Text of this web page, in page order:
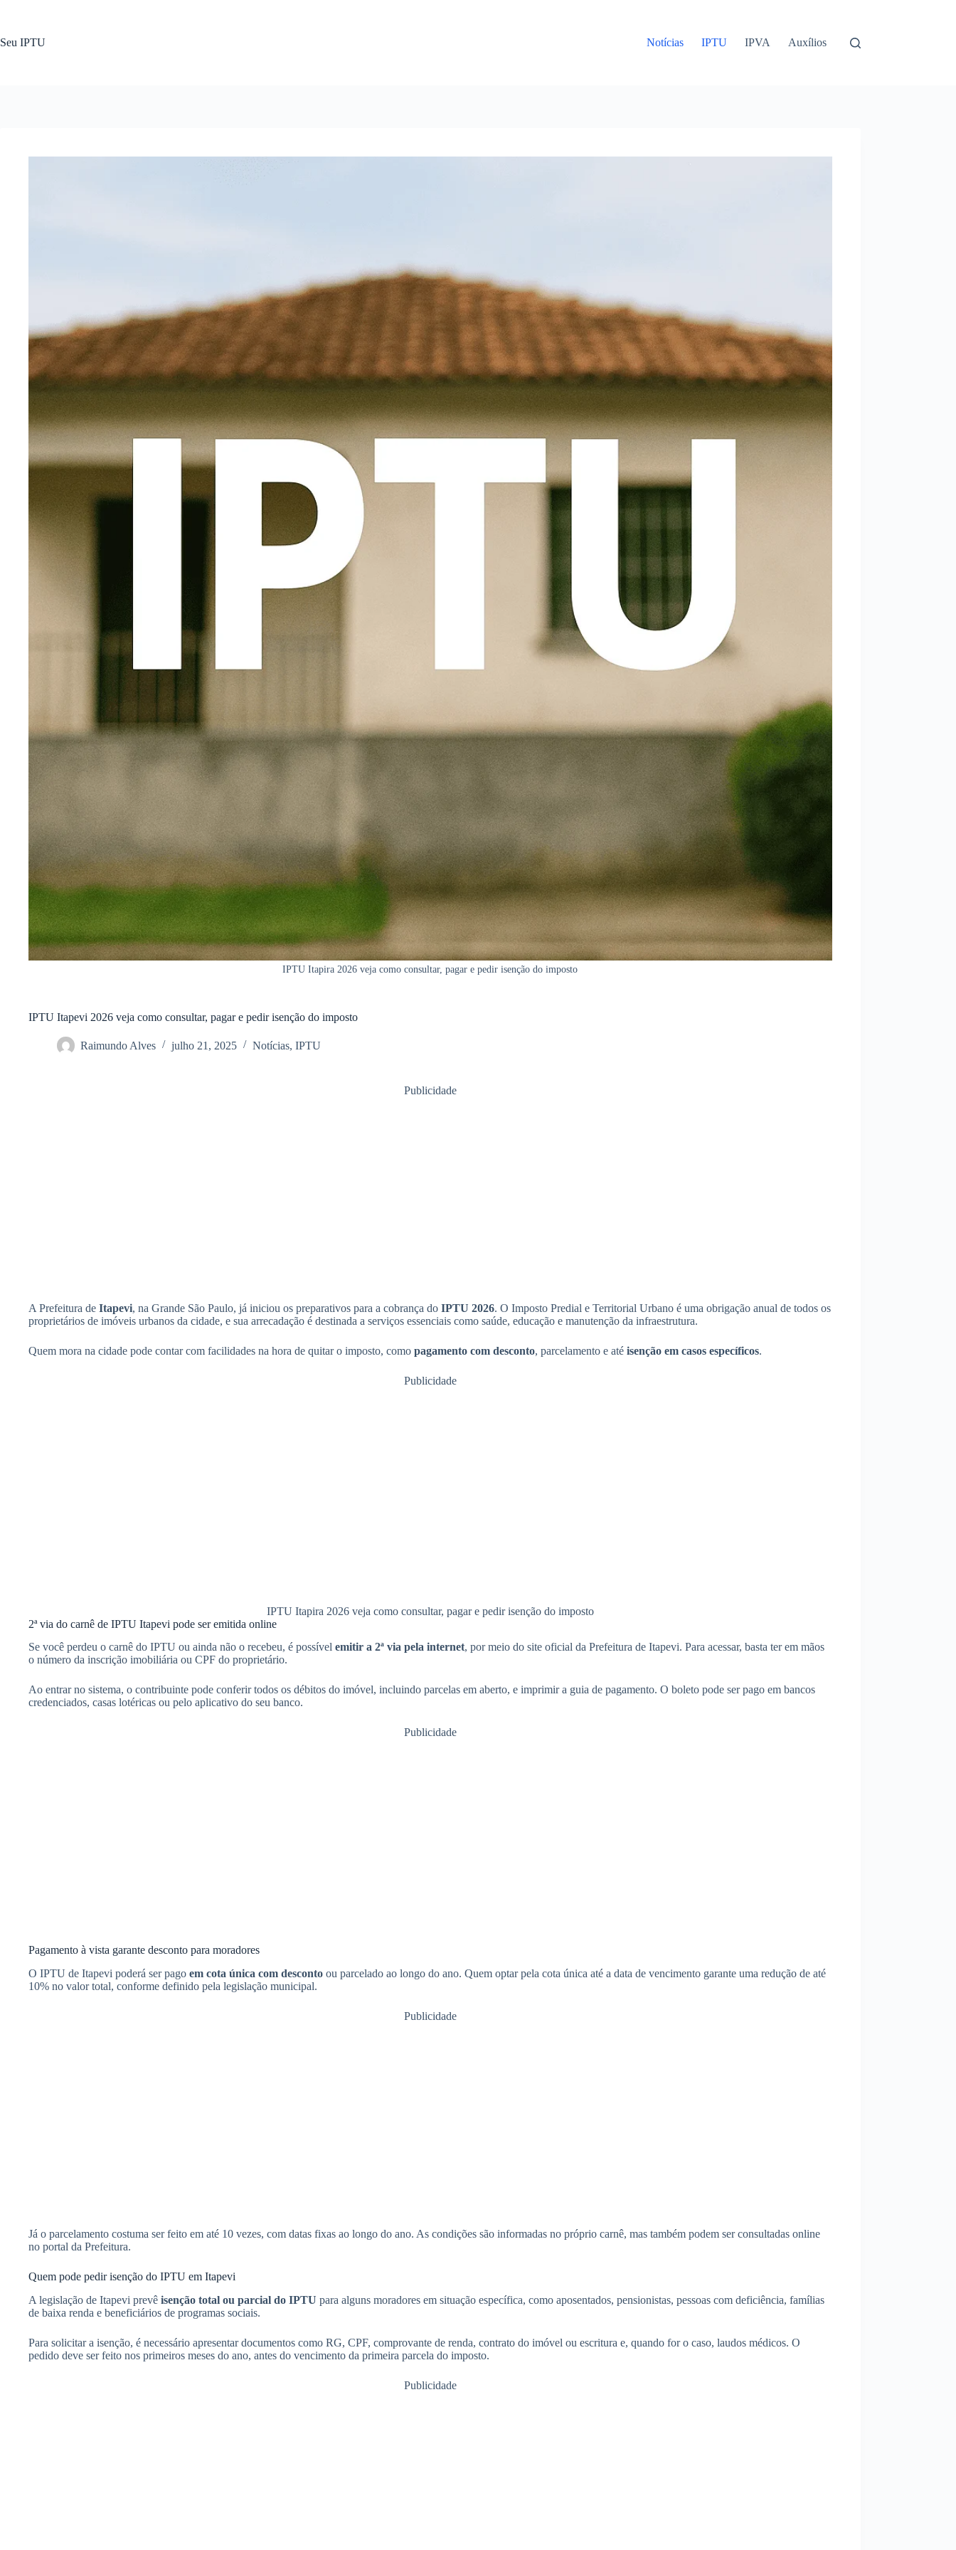
conteúdo
Seu IPTU Notícias IPTU IPVA Auxílios
IPTU Itapira 2026 veja como consultar, pagar e pedir isenção do imposto
IPTU Itapevi 2026 veja como consultar, pagar e pedir isenção do imposto
Raimundo Alves julho 21, 2025 Notícias, IPTU
Publicidade
A Prefeitura de Itapevi, na Grande São Paulo, já iniciou os preparativos para a cobrança do IPTU 2026. O Imposto Predial e Territorial Urbano é uma obrigação anual de todos os
proprietários de imóveis urbanos da cidade, e sua arrecadação é destinada a serviços essenciais como saúde, educação e manutenção da infraestrutura.
Quem mora na cidade pode contar com facilidades na hora de quitar o imposto, como pagamento com desconto, parcelamento e até isenção em casos específicos.
Publicidade
IPTU Itapira 2026 veja como consultar, pagar e pedir isenção do imposto
2ª via do carnê de IPTU Itapevi pode ser emitida online
Se você perdeu o carnê do IPTU ou ainda não o recebeu, é possível emitir a 2ª via pela internet, por meio do site oficial da Prefeitura de Itapevi. Para acessar, basta ter em mãos
o número da inscrição imobiliária ou CPF do proprietário.
Ao entrar no sistema, o contribuinte pode conferir todos os débitos do imóvel, incluindo parcelas em aberto, e imprimir a guia de pagamento. O boleto pode ser pago em bancos
credenciados, casas lotéricas ou pelo aplicativo do seu banco.
Publicidade
Pagamento à vista garante desconto para moradores
O IPTU de Itapevi poderá ser pago em cota única com desconto ou parcelado ao longo do ano. Quem optar pela cota única até a data de vencimento garante uma redução de até
10% no valor total, conforme definido pela legislação municipal.
Publicidade
Já o parcelamento costuma ser feito em até 10 vezes, com datas fixas ao longo do ano. As condições são informadas no próprio carnê, mas também podem ser consultadas online
no portal da Prefeitura.
Quem pode pedir isenção do IPTU em Itapevi
A legislação de Itapevi prevê isenção total ou parcial do IPTU para alguns moradores em situação específica, como aposentados, pensionistas, pessoas com deficiência, famílias
de baixa renda e beneficiários de programas sociais.
Para solicitar a isenção, é necessário apresentar documentos como RG, CPF, comprovante de renda, contrato do imóvel ou escritura e, quando for o caso, laudos médicos. O
pedido deve ser feito nos primeiros meses do ano, antes do vencimento da primeira parcela do imposto.
Publicidade